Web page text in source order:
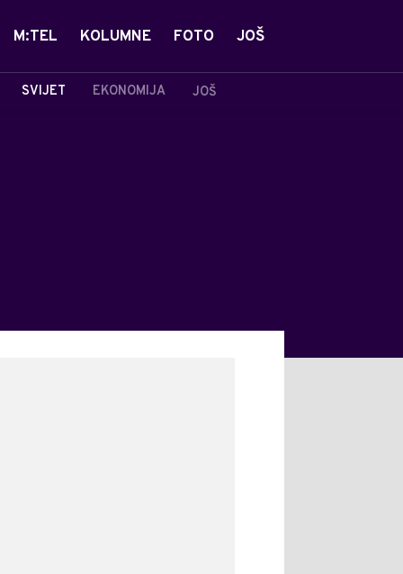
SVIJET EKONOMIJA JOŠ
M:TEL KOLUMNE FOTO JOŠ